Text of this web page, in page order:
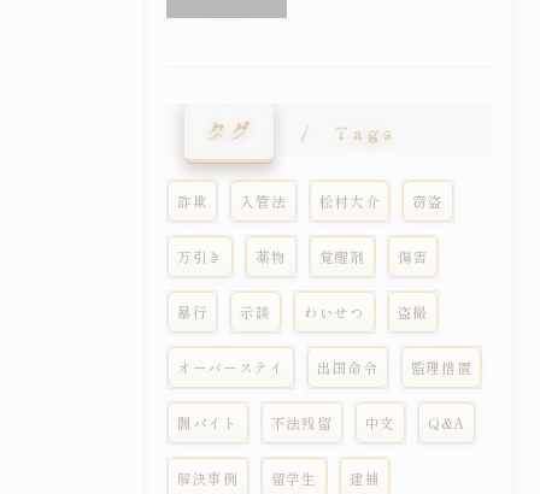
タグ Tags
詐欺 入管法 松村大介 窃盗
万引き 薬物 覚醒剤 傷害
暴行 示談 わいせつ 盗撮
オーバーステイ 出国命令 監理措置
闇バイト 不法残留 中文 Q&A
解決事例 留学生 逮捕